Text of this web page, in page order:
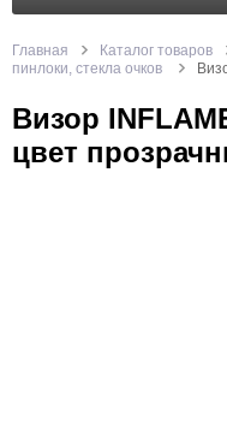
Главная Каталог товаров
пинлоки, стекла очков
Визор
цвет